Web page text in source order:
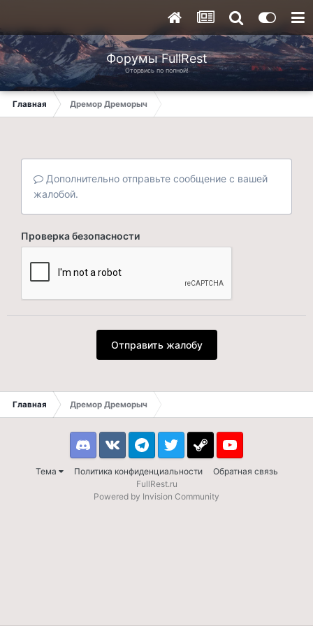
Форумы FullRest
Оторвись по полной!
Главная Дремор Дреморыч
Дополнительно отправьте сообщение с вашей
жалобой.
Проверка безопасности
Отправить жалобу
Главная Дремор Дреморыч
Тема Политика конфиденциальности Обратная связь
DiscordVK TelegramTwitter Steam Youtube
FullRest.ru
Powered by Invision Community